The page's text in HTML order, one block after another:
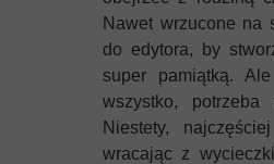
Nawet wrzucone na
do edytora, by
super pamiątką.
wszystko, potrzeba
Niestety,
wracając z